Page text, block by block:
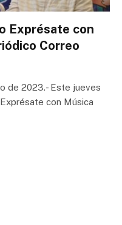
Exprésate con
Correo
de 2023.- Este jueves
con Música